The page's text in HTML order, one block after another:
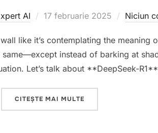
AI
Publicat
17 februarie 2025 Niciun
like it’s contemplating the meaning
instead of barking at
Let’s talk about **DeepSeek-
CITEȘTE MAI MULTE„DEEPSEEK-R1: